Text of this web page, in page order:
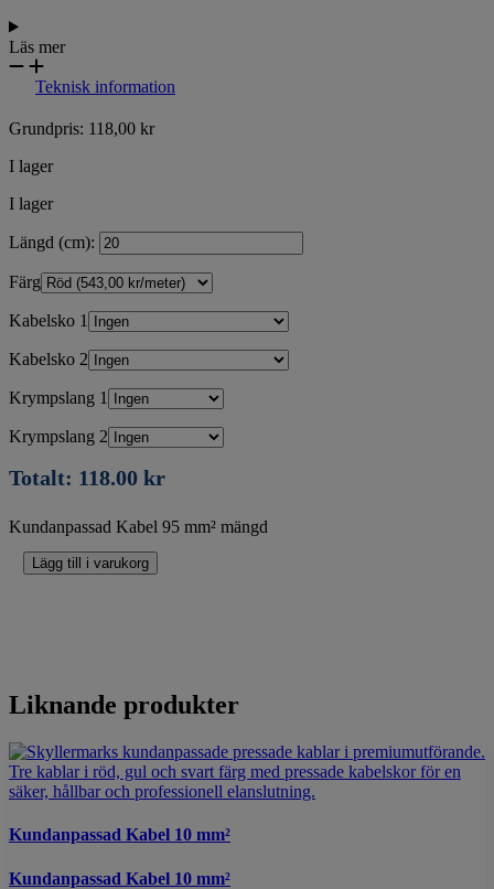
Läs mer
Teknisk information
Grundpris: 118,00 kr
I lager
I lager
Längd (cm):
Färg
Kabelsko 1
Kabelsko 2
Krympslang 1
Krympslang 2
Totalt: 118.00 kr
Kundanpassad Kabel 95 mm² mängd
Lägg till i varukorg
Liknande produkter
Kundanpassad Kabel 10 mm²
Kundanpassad Kabel 10 mm²